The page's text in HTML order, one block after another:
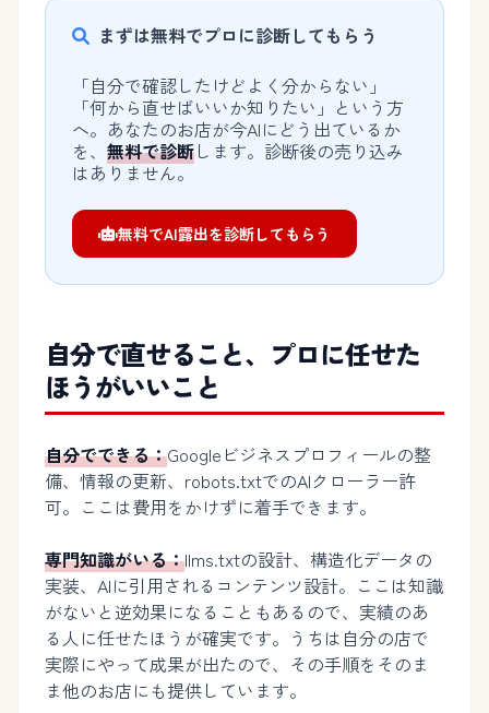
まずは無料でプロに診断してもらう
「自分で確認したけどよく分からない」
「何から直せばいいか知りたい」という方
へ。あなたのお店が今AIにどう出ているか
を、 無料で診断します。診断後の売り込み
はありません。
無料でAI露出を診断してもらう
自分で直せること、プロに任せた
ほうがいいこと
自分でできる：Googleビジネスプロフィールの整
備、情報の更新、robots.txtでのAIクローラー許
可。ここは費用をかけずに着手できます。
専門知識がいる：llms.txtの設計、構造化データの
実装、AIに引用されるコンテンツ設計。ここは知識
がないと逆効果になることもあるので、実績のあ
る人に任せたほうが確実です。うちは自分の店で
実際にやって成果が出たので、その手順をそのま
ま他のお店にも提供しています。